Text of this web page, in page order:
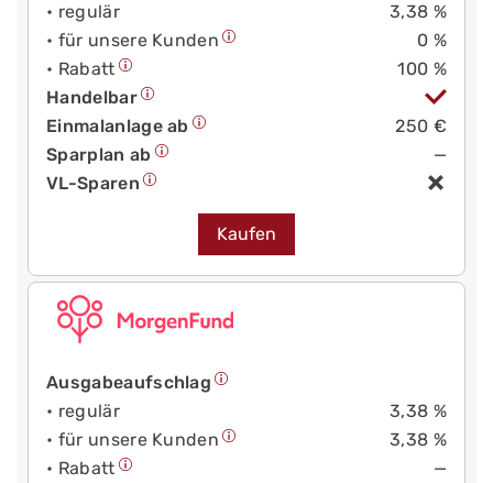
• regulär
3,38 %
• für unsere Kunden
0 %
• Rabatt
100 %
Handelbar
Einmalanlage ab
250 €
Sparplan ab
—
VL-Sparen
Kaufen
Ausgabeaufschlag
• regulär
3,38 %
• für unsere Kunden
3,38 %
• Rabatt
—